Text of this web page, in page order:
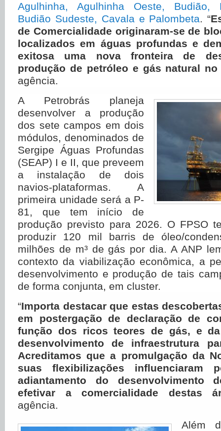
Agulhinha, Agulhinha Oeste, Budião,
Budião Sudeste, Cavala e Palombeta. “
de Comercialidade originaram-se de
localizados em águas profundas e
exitosa uma nova fronteira de
produção de petróleo e gás natural no
agência.
A Petrobrás planeja
desenvolver a produção
dos sete campos em dois
módulos, denominados de
Sergipe Águas Profundas
(SEAP) I e II, que preveem
a instalação de dois
navios-plataformas. A
primeira unidade será a P-
81, que tem início de
produção previsto para 2026. O FPSO
produzir 120 mil barris de óleo/
milhões de m³ de gás por dia. A ANP
contexto da viabilização econômica, a
desenvolvimento e produção de tais
de forma conjunta, em cluster.
“Importa destacar que estas
em postergação de declaração de
função dos ricos teores de gás, e
desenvolvimento de infraestrutura
Acreditamos que a promulgação da
suas flexibilizações influenciaram
adiantamento do desenvolvimento
efetivar a comercialidade destas
agência.
Além